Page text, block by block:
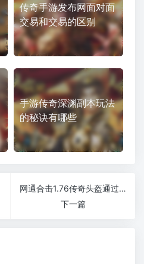
传奇手游发布网面对面
交易和交易的区别
手游传奇深渊副本玩法
的秘诀有哪些
网通合击1.76传奇头盔通过强化到紫金需要多少紫金矿
下一篇